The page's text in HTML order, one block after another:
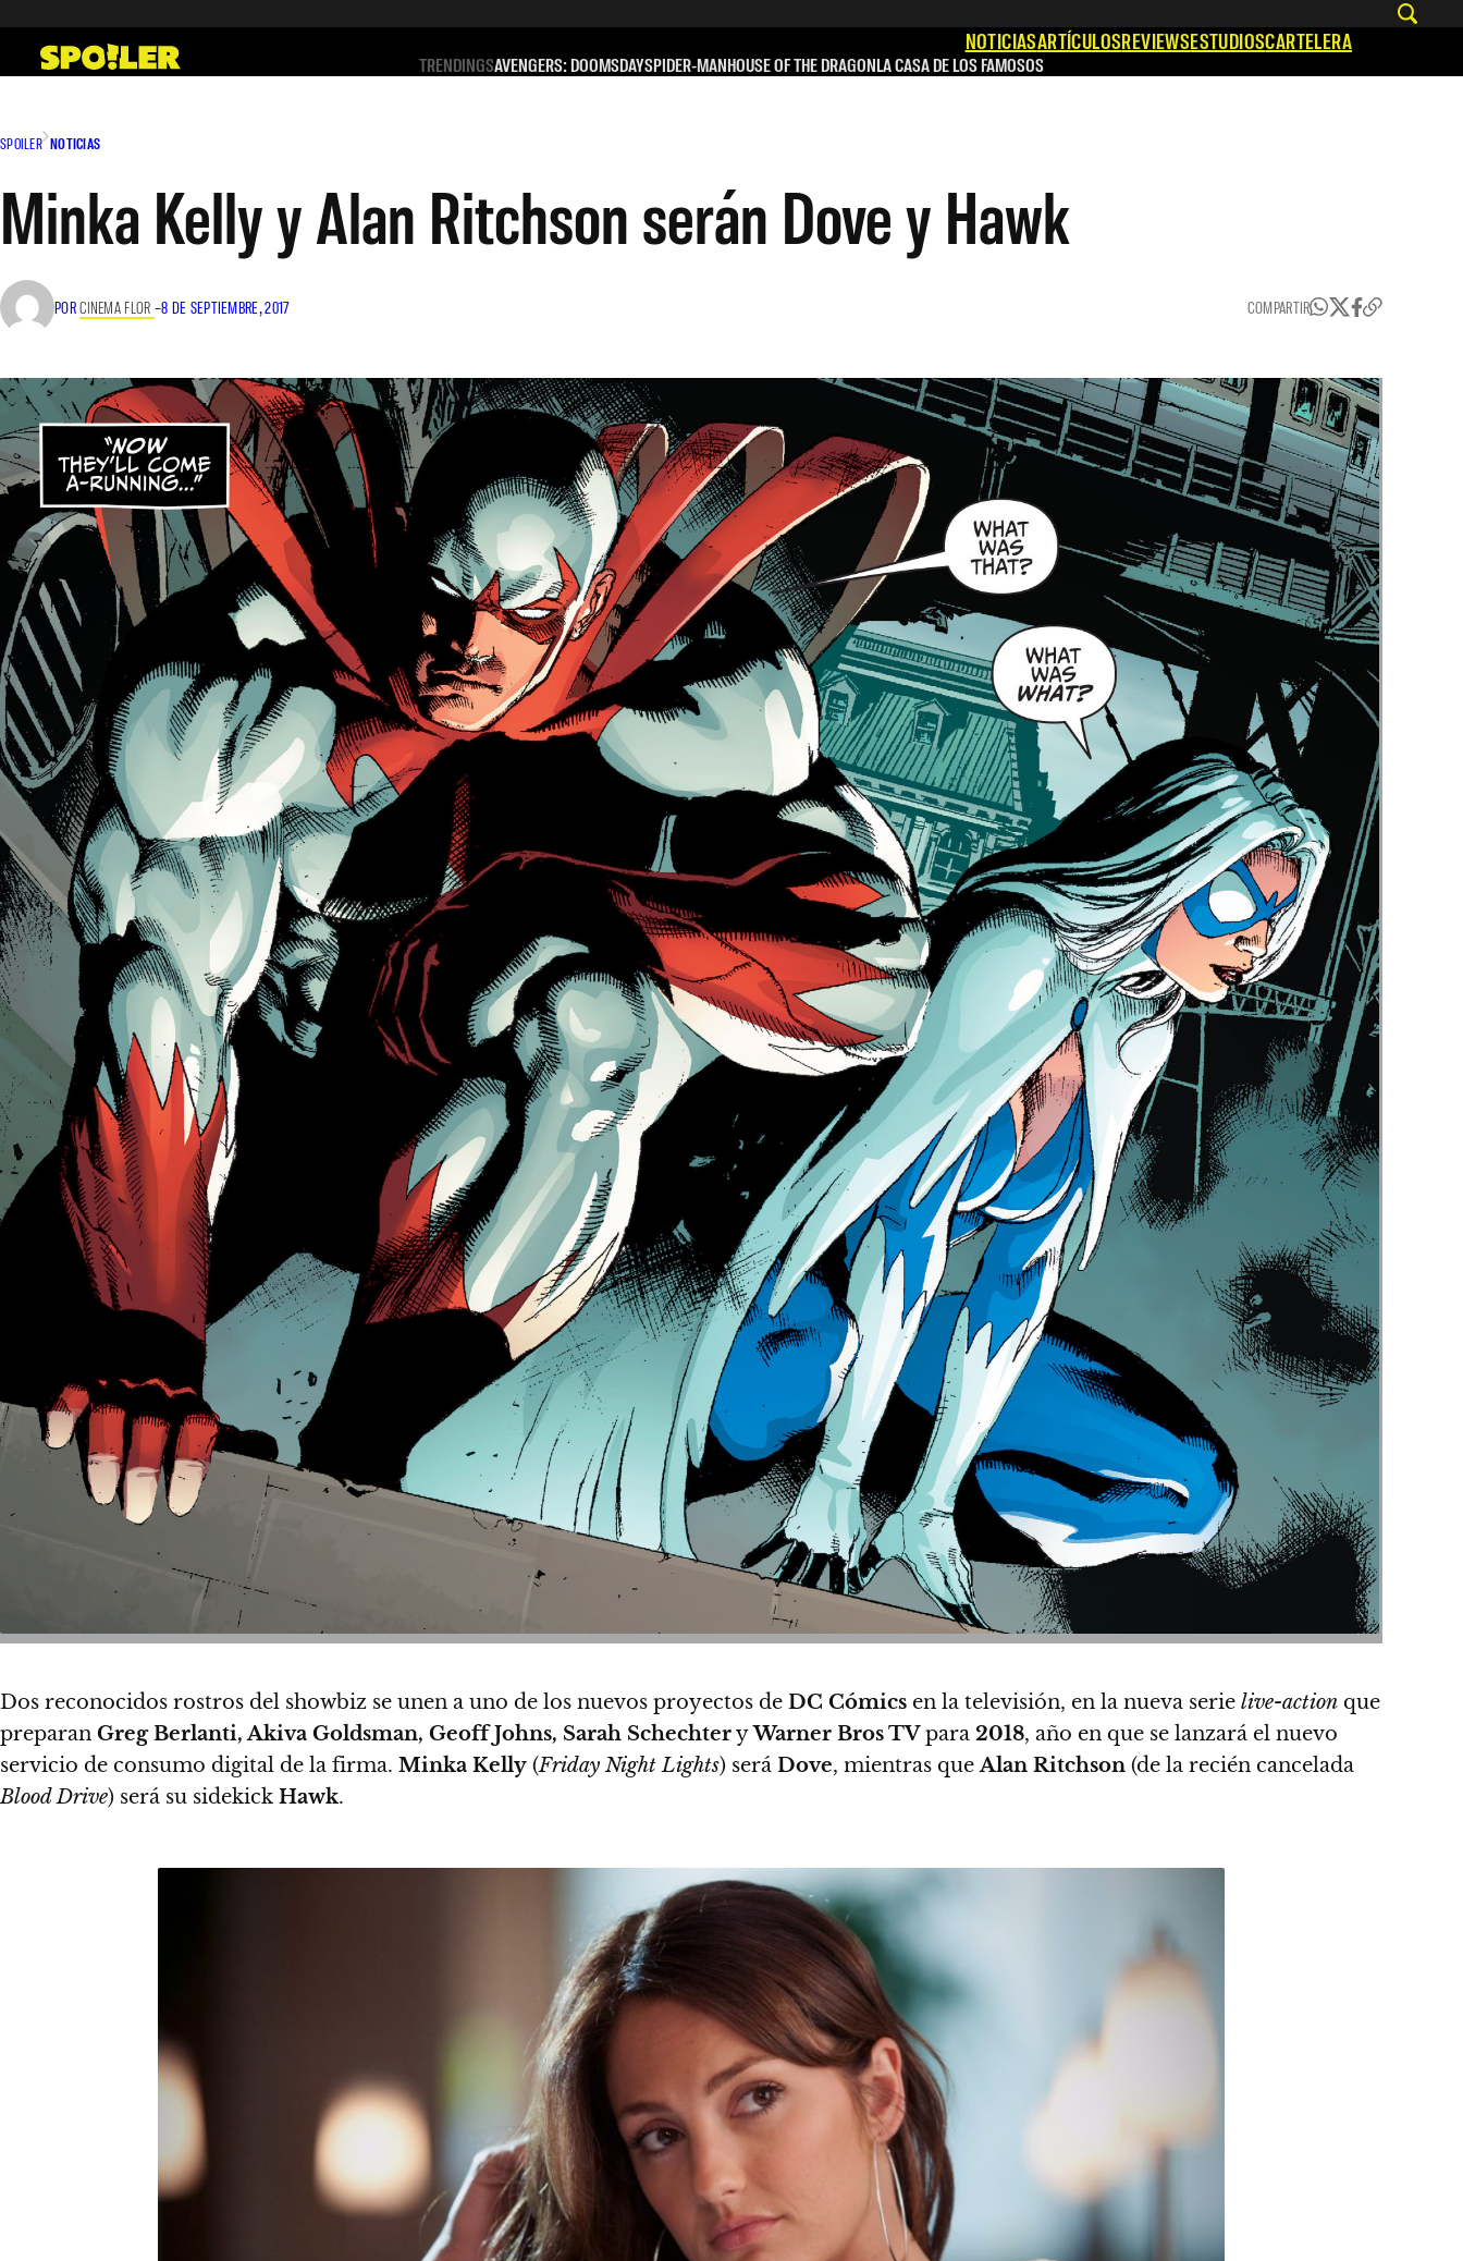
contenido
NOTICIASARTÍCULOSREVIEWSESTUDIOSCARTELERA
TRENDINGSAVENGERS: DOOMSDAYSPIDER-MANHOUSE OF THE DRAGONLA CASA DE LOS FAMOSOS
SPOILER NOTICIAS
Minka Kelly y Alan Ritchson serán Dove y Hawk
PORCINEMA FLOR –8 DE SEPTIEMBRE, 2017 COMPARTIR
Dos reconocidos rostros del showbiz se unen a uno de los nuevos proyectos de DC Cómics en la televisión, en la nueva serie live-action que
preparan Greg Berlanti, Akiva Goldsman, Geoff Johns, Sarah SchechteryWarner Bros TVpara 2018, año en que se lanzará el nuevo
servicio de consumo digital de la firma. Minka Kelly (Friday Night Lights) será Dove, mientras queAlan Ritchson (de la recién cancelada
Blood Drive) será su sidekick Hawk.